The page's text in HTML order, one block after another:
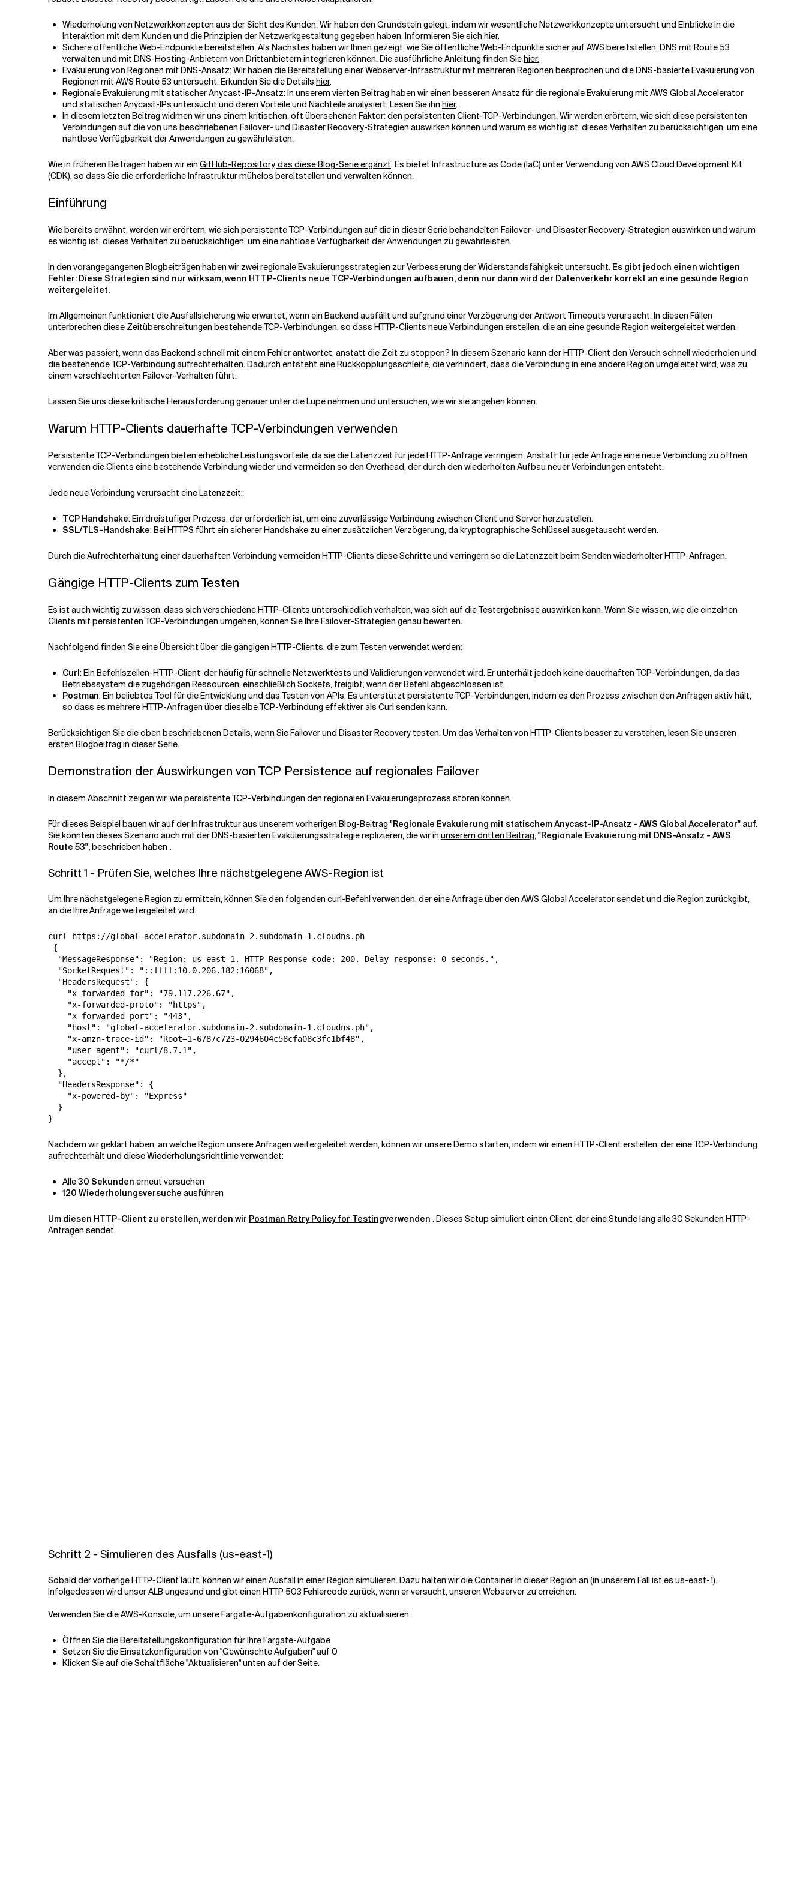
Verwandte Themen
Wiederholung von Netzwerkkonzepten aus der Sicht des Kunden: Wir haben den Grundstein gelegt, indem wir wesentliche Netzwerkkonzepte untersucht und Einblicke in die
Interaktion mit dem Kunden und die Prinzipien der Netzwerkgestaltung gegeben haben. Informieren Sie sich hier.
Sichere öffentliche Web-Endpunkte bereitstellen: Als Nächstes haben wir Ihnen gezeigt, wie Sie öffentliche Web-Endpunkte sicher auf AWS bereitstellen, DNS mit Route 53
verwalten und mit DNS-Hosting-Anbietern von Drittanbietern integrieren können. Die ausführliche Anleitung finden Siehier.
Evakuierung von Regionen mit DNS-Ansatz: Wir haben die Bereitstellung einer Webserver-Infrastruktur mit mehreren Regionen besprochen und die DNS-basierte Evakuierung von
Regionen mit AWS Route 53 untersucht. Erkunden Sie die Details hier.
Regionale Evakuierung mit statischer Anycast-IP-Ansatz: In unserem vierten Beitrag haben wir einen besseren Ansatz für die regionale Evakuierung mit AWS Global Accelerator
und statischen Anycast-IPs untersucht und deren Vorteile und Nachteile analysiert. Lesen Sie ihn hier.
In diesem letzten Beitrag widmen wir uns einem kritischen, oft übersehenen Faktor: den persistenten Client-TCP-Verbindungen. Wir werden erörtern, wie sich diese persistenten
Verbindungen auf die von uns beschriebenen Failover- und Disaster Recovery-Strategien auswirken können und warum es wichtig ist, dieses Verhalten zu berücksichtigen, um eine
nahtlose Verfügbarkeit der Anwendungen zu gewährleisten.
Wie in früheren Beiträgen haben wir ein GitHub-Repository, das diese Blog-Serie ergänzt. Es bietet Infrastructure as Code (IaC) unter Verwendung von AWS Cloud Development Kit
(CDK), so dass Sie die erforderliche Infrastruktur mühelos bereitstellen und verwalten können.
Einführung
Wie bereits erwähnt, werden wir erörtern, wie sich persistente TCP-Verbindungen auf die in dieser Serie behandelten Failover- und Disaster Recovery-Strategien auswirken und warum
es wichtig ist, dieses Verhalten zu berücksichtigen, um eine nahtlose Verfügbarkeit der Anwendungen zu gewährleisten.
In den vorangegangenen Blogbeiträgen haben wir zwei regionale Evakuierungsstrategien zur Verbesserung der Widerstandsfähigkeit untersucht. Es gibt jedoch einen wichtigen
Fehler: Diese Strategien sind nur wirksam, wenn HTTP-Clients neue TCP-Verbindungen aufbauen, denn nur dann wird der Datenverkehr korrekt an eine gesunde Region
weitergeleitet.
Im Allgemeinen funktioniert die Ausfallsicherung wie erwartet, wenn ein Backend ausfällt und aufgrund einer Verzögerung der Antwort Timeouts verursacht. In diesen Fällen
unterbrechen diese Zeitüberschreitungen bestehende TCP-Verbindungen, so dass HTTP-Clients neue Verbindungen erstellen, die an eine gesunde Region weitergeleitet werden.
Aber was passiert, wenn das Backend schnell mit einem Fehler antwortet, anstatt die Zeit zu stoppen? In diesem Szenario kann der HTTP-Client den Versuch schnell wiederholen und
die bestehende TCP-Verbindung aufrechterhalten. Dadurch entsteht eine Rückkopplungsschleife, die verhindert, dass die Verbindung in eine andere Region umgeleitet wird, was zu
einem verschlechterten Failover-Verhalten führt.
Lassen Sie uns diese kritische Herausforderung genauer unter die Lupe nehmen und untersuchen, wie wir sie angehen können.
Warum HTTP-Clients dauerhafte TCP-Verbindungen verwenden
Persistente TCP-Verbindungen bieten erhebliche Leistungsvorteile, da sie die Latenzzeit für jede HTTP-Anfrage verringern. Anstatt für jede Anfrage eine neue Verbindung zu öffnen,
verwenden die Clients eine bestehende Verbindung wieder und vermeiden so den Overhead, der durch den wiederholten Aufbau neuer Verbindungen entsteht.
Jede neue Verbindung verursacht eine Latenzzeit:
TCP Handshake: Ein dreistufiger Prozess, der erforderlich ist, um eine zuverlässige Verbindung zwischen Client und Server herzustellen.
SSL/TLS-Handshake: Bei HTTPS führt ein sicherer Handshake zu einer zusätzlichen Verzögerung, da kryptographische Schlüssel ausgetauscht werden.
Durch die Aufrechterhaltung einer dauerhaften Verbindung vermeiden HTTP-Clients diese Schritte und verringern so die Latenzzeit beim Senden wiederholter HTTP-Anfragen.
Gängige HTTP-Clients zum Testen
Es ist auch wichtig zu wissen, dass sich verschiedene HTTP-Clients unterschiedlich verhalten, was sich auf die Testergebnisse auswirken kann. Wenn Sie wissen, wie die einzelnen
Clients mit persistenten TCP-Verbindungen umgehen, können Sie Ihre Failover-Strategien genau bewerten.
Nachfolgend finden Sie eine Übersicht über die gängigen HTTP-Clients, die zum Testen verwendet werden:
Curl: Ein Befehlszeilen-HTTP-Client, der häufig für schnelle Netzwerktests und Validierungen verwendet wird. Er unterhält jedoch keine dauerhaften TCP-Verbindungen, da das
Betriebssystem die zugehörigen Ressourcen, einschließlich Sockets, freigibt, wenn der Befehl abgeschlossen ist.
Postman: Ein beliebtes Tool für die Entwicklung und das Testen von APIs. Es unterstützt persistente TCP-Verbindungen, indem es den Prozess zwischen den Anfragen aktiv hält,
so dass es mehrere HTTP-Anfragen über dieselbe TCP-Verbindung effektiver als Curl senden kann.
Berücksichtigen Sie die oben beschriebenen Details, wenn Sie Failover und Disaster Recovery testen. Um das Verhalten von HTTP-Clients besser zu verstehen, lesen Sie unseren
ersten Blogbeitrag in dieser Serie.
Demonstration der Auswirkungen von TCP Persistence auf regionales Failover
In diesem Abschnitt zeigen wir, wie persistente TCP-Verbindungen den regionalen Evakuierungsprozess stören können.
Für dieses Beispiel bauen wir auf der Infrastruktur aus unserem vorherigen Blog-Beitrag "Regionale Evakuierung mit statischem Anycast-IP-Ansatz - AWS Global Accelerator" auf.
Sie könnten dieses Szenario auch mit der DNS-basierten Evakuierungsstrategie replizieren, die wir in unserem dritten Beitrag,"Regionale Evakuierung mit DNS-Ansatz - AWS
Route 53",beschrieben haben .
Schritt 1 - Prüfen Sie, welches Ihre nächstgelegene AWS-Region ist
Um Ihre nächstgelegene Region zu ermitteln, können Sie den folgenden curl-Befehl verwenden, der eine Anfrage über den AWS Global Accelerator sendet und die Region zurückgibt,
an die Ihre Anfrage weitergeleitet wird:
curl https://global-accelerator.subdomain-2.subdomain-1.cloudns.ph
{
  "MessageResponse": "Region: us-east-1. HTTP Response code: 200. Delay response: 0 seconds.",
  "SocketRequest": "::ffff:10.0.206.182:16068",
  "HeadersRequest": {
    "x-forwarded-for": "79.117.226.67",
    "x-forwarded-proto": "https",
    "x-forwarded-port": "443",
    "host": "global-accelerator.subdomain-2.subdomain-1.cloudns.ph",
    "x-amzn-trace-id": "Root=1-6787c723-0294604c58cfa08c3fc1bf48",
    "user-agent": "curl/8.7.1",
    "accept": "*/*"
  },
  "HeadersResponse": {
    "x-powered-by": "Express"
  }
}
Nachdem wir geklärt haben, an welche Region unsere Anfragen weitergeleitet werden, können wir unsere Demo starten, indem wir einen HTTP-Client erstellen, der eine TCP-Verbindung
aufrechterhält und diese Wiederholungsrichtlinie verwendet:
Alle30 Sekunden erneut versuchen
120 Wiederholungsversuche ausführen
Um diesen HTTP-Client zu erstellen, werden wir Postman Retry Policy for Testingverwenden .Dieses Setup simuliert einen Client, der eine Stunde lang alle 30 Sekunden HTTP-
Anfragen sendet.
Schritt 2 - Simulieren des Ausfalls (us-east-1)
Sobald der vorherige HTTP-Client läuft, können wir einen Ausfall in einer Region simulieren. Dazu halten wir die Container in dieser Region an (in unserem Fall ist es us-east-1).
Infolgedessen wird unser ALB ungesund und gibt einen HTTP 503 Fehlercode zurück, wenn er versucht, unseren Webserver zu erreichen.
Verwenden Sie die AWS-Konsole, um unsere Fargate-Aufgabenkonfiguration zu aktualisieren:
Öffnen Sie dieBereitstellungskonfiguration für Ihre Fargate-Aufgabe
Setzen Sie die Einsatzkonfiguration von "Gewünschte Aufgaben" auf 0
Klicken Sie auf die Schaltfläche "Aktualisieren" unten auf der Seite.